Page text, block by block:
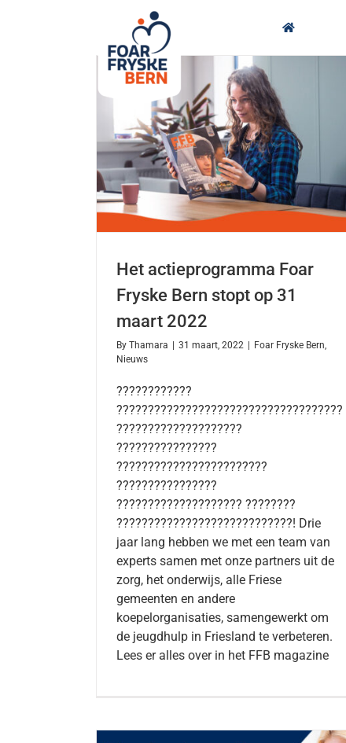
Het actieprogramma Foar
Fryske Bern stopt op 31
maart 2022
By Thamara 31 maart, 2022 Foar Fryske Bern,
Nieuws
????????????
????????????????????????????????????
????????????????????
????????????????
????????????????????????
????????????????
???????????????????? ????????
????????????????????????????! Drie
jaar lang hebben we met een team van
experts samen met onze partners uit de
zorg, het onderwijs, alle Friese
gemeenten en andere
koepelorganisaties, samengewerkt om
de jeugdhulp in Friesland te verbeteren.
Lees er alles over in het FFB magazine